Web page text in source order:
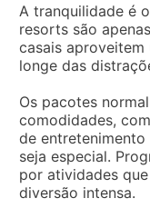
A tranquilidade é
resorts são
casais
longe das
Os pacotes
comodidades,
de
seja especial.
por atividades
diversão intensa.